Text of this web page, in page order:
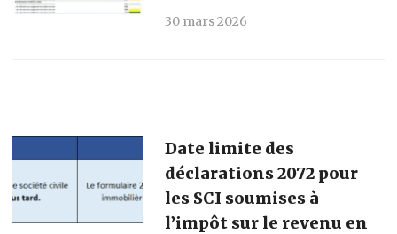
30 mars 2026
Date limite des
déclarations 2072 pour
les SCI soumises à
l’impôt sur le revenu en